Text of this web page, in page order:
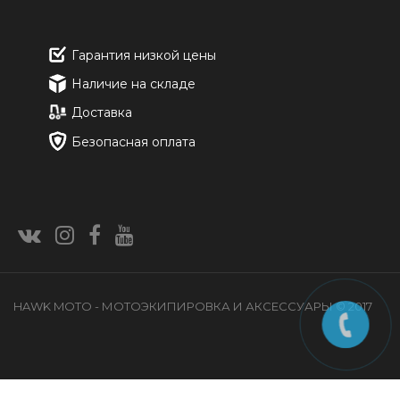
Гарантия низкой цены
Наличие на складе
Доставка
Безопасная оплата
HAWK MOTO - МОТОЭКИПИРОВКА И АКСЕССУАРЫ © 2017